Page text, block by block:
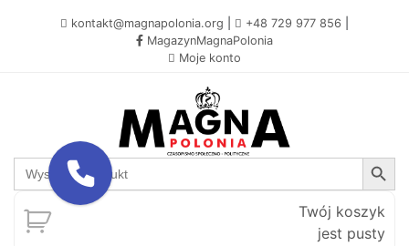
kontakt@magnapolonia.org +48 729 977 856
MagazynMagnaPolonia
Moje konto
Search
for:
Search Button
Twój koszyk
jest pusty